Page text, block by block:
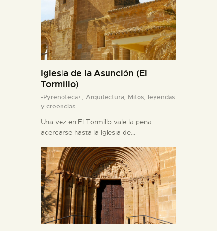
Iglesia de la Asunción (El
Tormillo)
-Pyrenoteca+, Arquitectura, Mitos, leyendas
y creencias
Una vez en El Tormillo vale la pena
acercarse hasta la Iglesia de…